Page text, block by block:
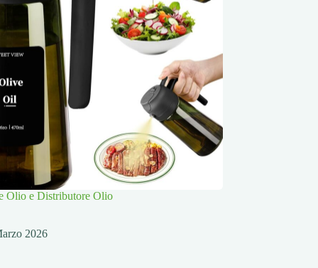
Olio e Distributore Olio
2026